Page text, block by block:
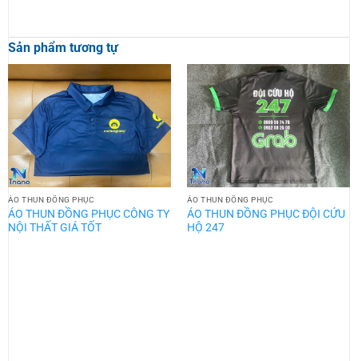
Sản phẩm tương tự
ÁO THUN ĐỒNG PHỤC
ÁO THUN ĐỒNG PHỤC CÔNG TY
NỘI THẤT GIÁ TỐT
ÁO THUN ĐỒNG PHỤC
ÁO THUN ĐỒNG PHỤC ĐỘI CỨU
HỘ 247